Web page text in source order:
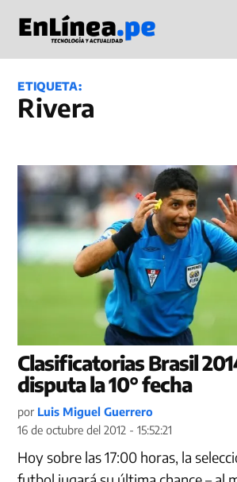
contenido
en
ETIQUETA:
Rivera
Clasificatorias Brasil
disputa la 10° fecha
por Luis Miguel Guerrero
16 de octubre del 2012 - 15:52:21
Hoy sobre las 17:00 horas, la